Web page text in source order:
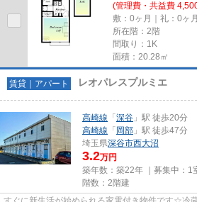
(管理費・共益費
敷：0ヶ月｜礼：0ヶ月
所在階：2階
間取り：1K
面積：20.28㎡
賃貸｜アパート レオパレスプルミエ
高崎線 「 深谷 」駅 徒歩20分
高崎線 「 岡部 」駅 徒歩47分
埼玉県深谷市西大沼
3.2万円
築年数：築22年 ｜募集中： 1
階数：2階建